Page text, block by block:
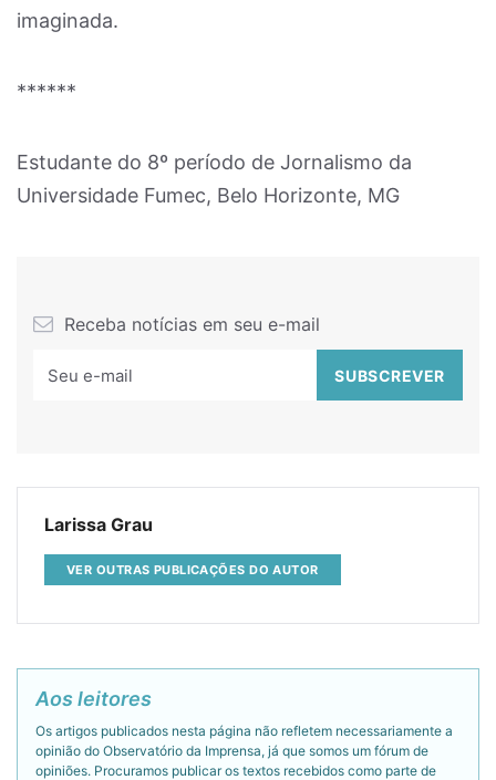
imaginada.
******
Estudante do 8º período de Jornalismo da
Universidade Fumec, Belo Horizonte, MG
Receba notícias em seu e-mail
Larissa Grau
VER OUTRAS PUBLICAÇÕES DO AUTOR
Aos leitores
Os artigos publicados nesta página não refletem necessariamente a
opinião do Observatório da Imprensa, já que somos um fórum de
opiniões. Procuramos publicar os textos recebidos como parte de